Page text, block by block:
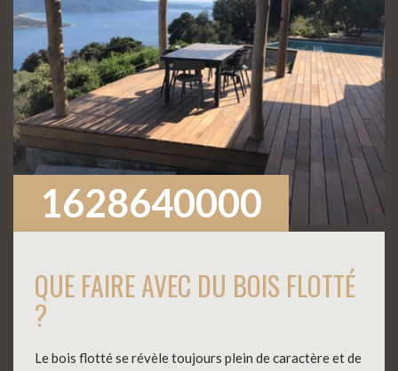
1628640000
QUE FAIRE AVEC DU BOIS FLOTTÉ
?
Le bois flotté se révèle toujours plein de caractère et de